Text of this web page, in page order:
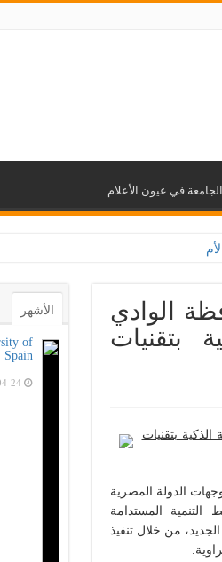
الجامعة في عيون الأعلام
والاعتلال الكلوى بالتعاون مع وزارة
الوادي
بتقنيات
بتقنيات
الدولة المصرية
المستدامة
من خلال تنفيذ
الأشهر
of
24